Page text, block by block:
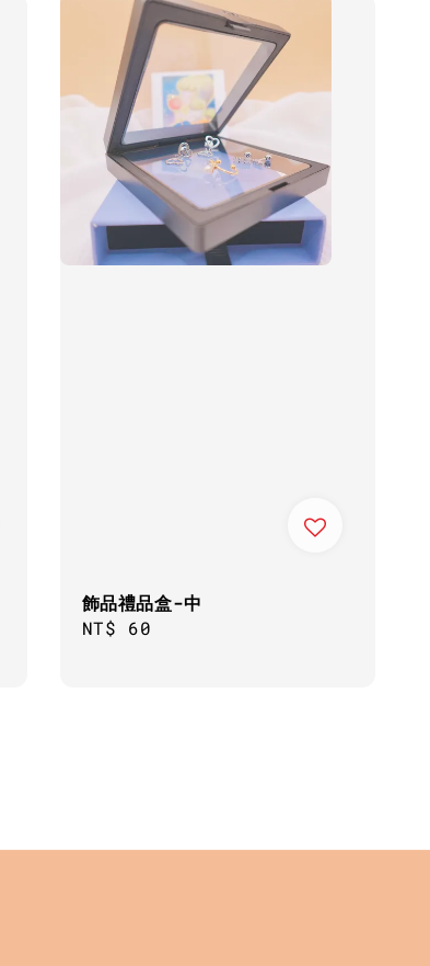
飾品禮品盒-中
Regular
NT$ 60